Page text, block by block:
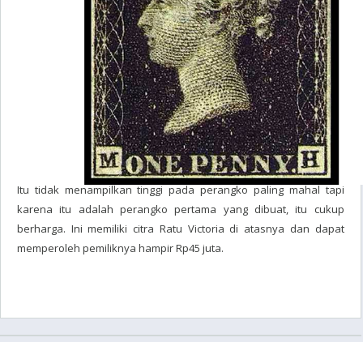
Itu tidak menampilkan tinggi pada perangko paling mahal tapi
karena itu adalah perangko pertama yang dibuat, itu cukup
berharga. Ini memiliki citra Ratu Victoria di atasnya dan dapat
memperoleh pemiliknya hampir Rp45 juta.